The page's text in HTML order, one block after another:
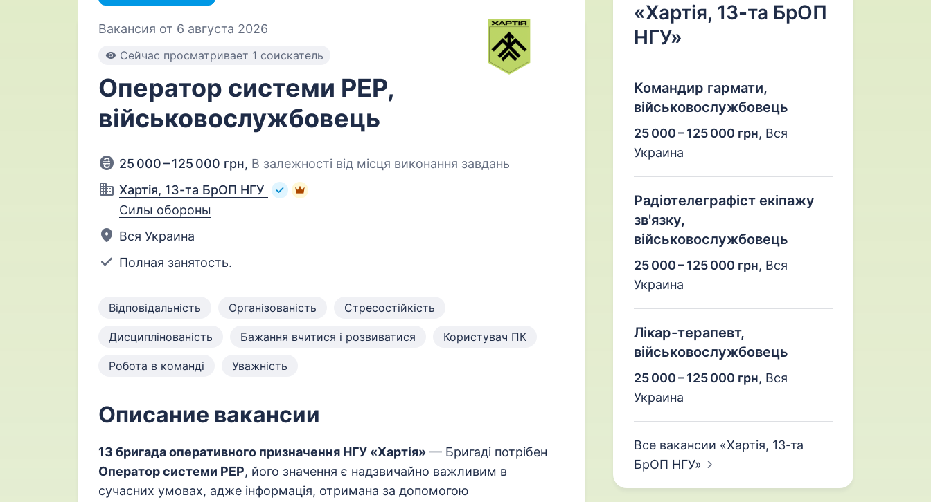
Вакансия от 6 августа 2026
Cейчас просматривает 1 соискатель
Оператор системи РЕР,
військовослужбовець
25 000 – 125 000 грн, В залежності від місця виконання завдань
Хартія, 13-та БрОП НГУ
Силы обороны
Вся Украина
Полная занятость.
Відповідальність Організованість Стресостійкість
Дисциплінованість Бажання вчитися і розвиватися Користувач ПК
Робота в команді Уважність
Описание вакансии
13 бригада оперативного призначення НГУ «Хартія» — Бригаді потрібен
Оператор системи РЕР, його значення є надзвичайно важливим в
сучасних умовах, адже інформація, отримана за допомогою
«Хартія, 13-та БрОП
НГУ»
Командир гармати,
військовослужбовець
25 000 – 125 000 грн, Вся
Украина
Радіотелеграфіст екіпажу
зв'язку,
військовослужбовець
25 000 – 125 000 грн, Вся
Украина
Лікар-терапевт,
військовослужбовець
25 000 – 125 000 грн, Вся
Украина
Все вакансии «Хартія, 13-та
БрОП НГУ»